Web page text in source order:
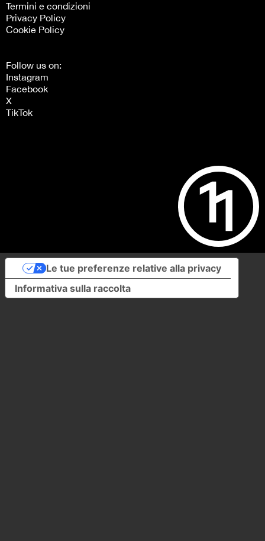
Termini e condizioni
Privacy Policy
Cookie Policy
Follow us on:
Instagram
Facebook
X
TikTok
Informativa sulla raccolta
Le tue preferenze relative alla privacy